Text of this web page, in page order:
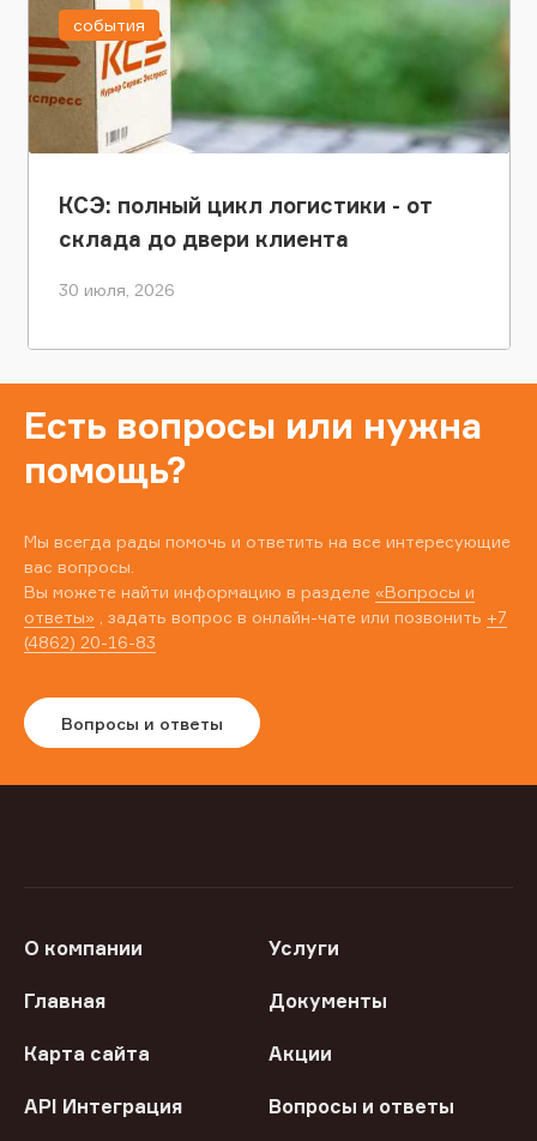
КСЭ: полный цикл логистики - от
склада до двери клиента
30 июля, 2026
события
Есть вопросы или нужна
помощь?
Мы всегда рады помочь и ответить на все интересующие
вас вопросы.
Вы можете найти информацию в разделе «Вопросы и
ответы» , задать вопрос в онлайн-чате или позвонить +7
(4862) 20-16-83
Вопросы и ответы
О компании Услуги
Главная Документы
Карта сайта Акции
API Интеграция Вопросы и ответы